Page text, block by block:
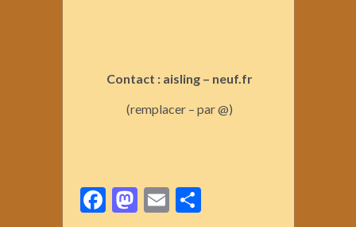
Contact : aisling – neuf.fr
(remplacer – par @)
Facebook
Mastodon
Email